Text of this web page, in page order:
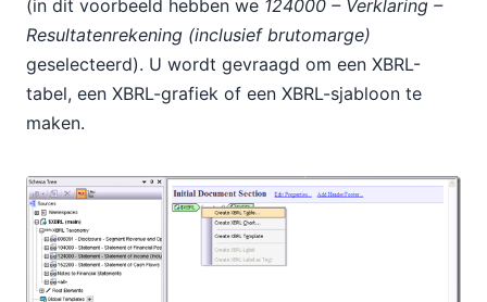
(in dit voorbeeld hebben we 124000 – Verklaring –
Resultatenrekening (inclusief brutomarge)
geselecteerd). U wordt gevraagd om een XBRL-
tabel, een XBRL-grafiek of een XBRL-sjabloon te
maken.